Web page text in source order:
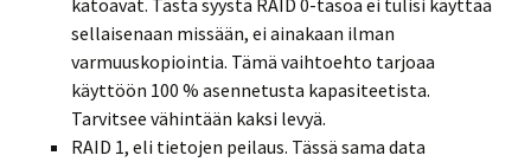
katoavat. Tästä syystä RAID 0-tasoa ei tulisi käyttää
sellaisenaan missään, ei ainakaan ilman
varmuuskopiointia. Tämä vaihtoehto tarjoaa
käyttöön 100 % asennetusta kapasiteetista.
Tarvitsee vähintään kaksi levyä.
RAID 1, eli tietojen peilaus. Tässä sama data